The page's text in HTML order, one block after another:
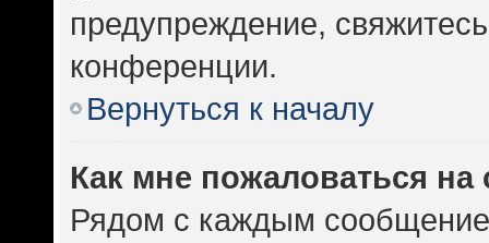
предупреждение,
конференции.
Вернуться к началу
Как мне пожаловаться
Рядом с каждым